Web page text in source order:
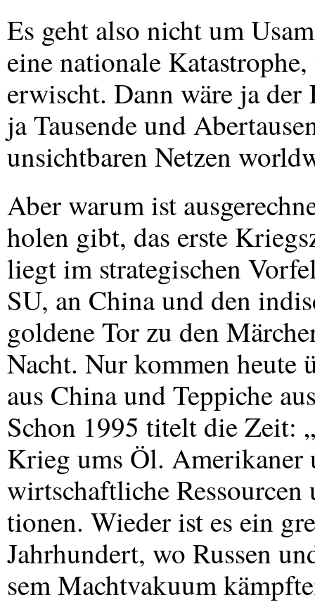
Es geht also nicht um
eine nationale
erwischt. Dann wäre ja der
ja Tausende und
unsichtbaren Netzen
Aber warum ist
holen gibt, das erste
liegt im strategischen
SU, an China und den
goldene Tor zu den
Nacht. Nur kommen heute
aus China und Teppiche
Schon 1995 titelt die Zeit:
Krieg ums Öl. Amerikaner
wirtschaftliche Ressourcen
tionen. Wieder ist es ein
Jahrhundert, wo Russen
sem Machtvakuum